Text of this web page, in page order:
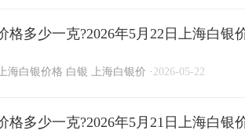
格多少一克?2026年5月22日上海白银
海白银价格 白银 上海白银价 · 2026-05-22
格多少一克?2026年5月21日上海白银